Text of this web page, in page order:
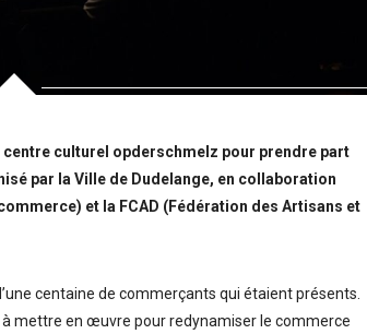
culturel opderschmelz pour prendre part
par la Ville de Dudelange, en collaboration
et la FCAD (Fédération des Artisans et
centaine de commerçants qui étaient présents.
mettre en œuvre pour redynamiser le commerce